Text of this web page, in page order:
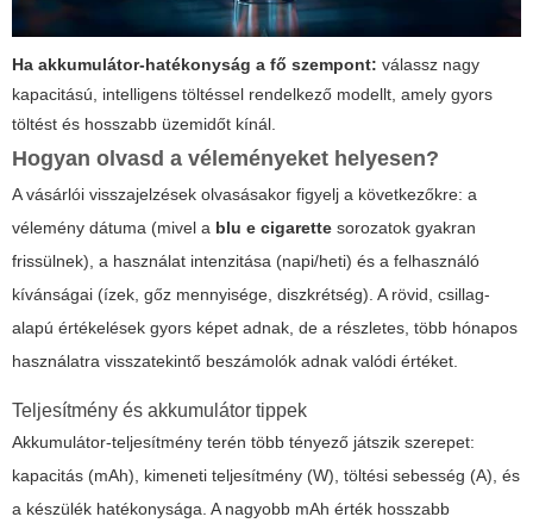
Ha akkumulátor-hatékonyság a fő szempont: válassz nagy
kapacitású, intelligens töltéssel rendelkező modellt, amely gyors
töltést és hosszabb üzemidőt kínál.
Hogyan olvasd a véleményeket helyesen?
A vásárlói visszajelzések olvasásakor figyelj a következőkre: a
vélemény dátuma (mivel a blu e cigarette sorozatok gyakran
frissülnek), a használat intenzitása (napi/heti) és a felhasználó
kívánságai (ízek, gőz mennyisége, diszkrétség). A rövid, csillag-
alapú értékelések gyors képet adnak, de a részletes, több hónapos
használatra visszatekintő beszámolók adnak valódi értéket.
Teljesítmény és akkumulátor tippek
Akkumulátor-teljesítmény terén több tényező játszik szerepet:
kapacitás (mAh), kimeneti teljesítmény (W), töltési sebesség (A), és
a készülék hatékonysága. A nagyobb mAh érték hosszabb